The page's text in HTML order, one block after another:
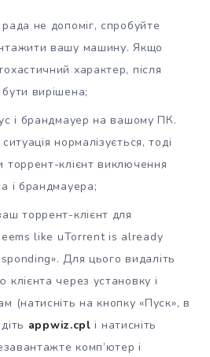
не допоміг, спробуйте
вашу машину. Якщо
характер, після
вирішена;
і брандмауер на вашому ПК.
нормалізується, тоді
торрент-клієнт виключення
і брандмауера;
торрент-клієнт для
like uTorrent is already
Для цього видаліть
через установку і
(натисніть на кнопку «Пуск», в
appwiz.cpl і натисніть
комп’ютер і